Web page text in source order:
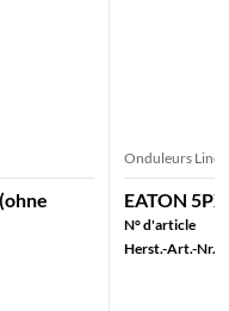
Onduleurs Line
EATON
N° d'article
Herst.-Art.-Nr.: